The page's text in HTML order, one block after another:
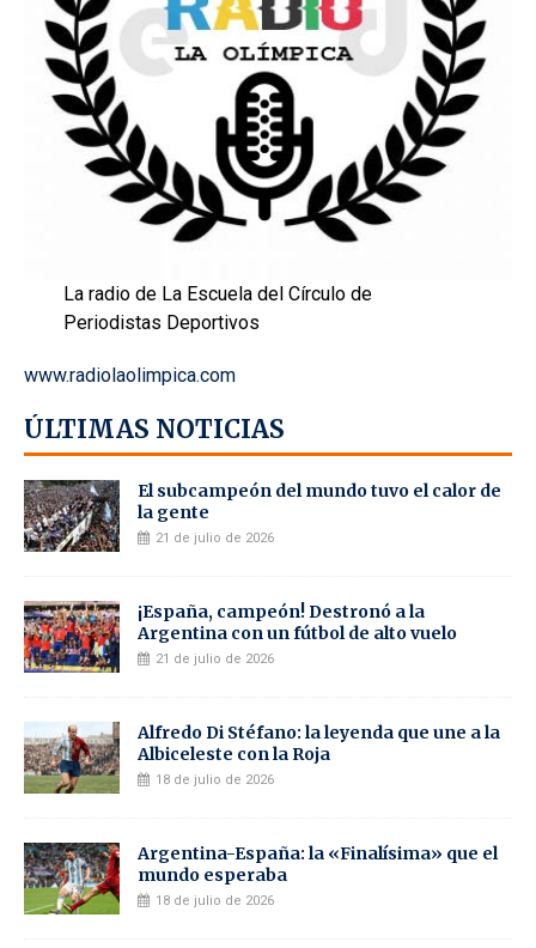
La radio de La Escuela del Círculo de
Periodistas Deportivos
www.radiolaolimpica.com
ÚLTIMAS NOTICIAS
El subcampeón del mundo tuvo el calor de
la gente
21 de julio de 2026
¡España, campeón! Destronó a la
Argentina con un fútbol de alto vuelo
21 de julio de 2026
Alfredo Di Stéfano: la leyenda que une a la
Albiceleste con la Roja
18 de julio de 2026
Argentina-España: la «Finalísima» que el
mundo esperaba
18 de julio de 2026